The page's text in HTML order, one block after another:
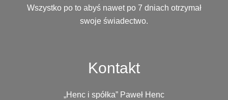
Wszystko po to abyś nawet po 7 dniach otrzymał
swoje świadectwo.
Kontakt
„Henc i spółka” Paweł Henc